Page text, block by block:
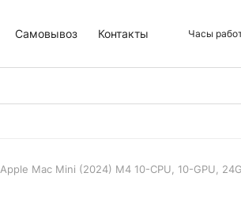
Самовывоз Контакты Часы
Apple Mac Mini (2024) M4 10-CPU, 10-GPU,